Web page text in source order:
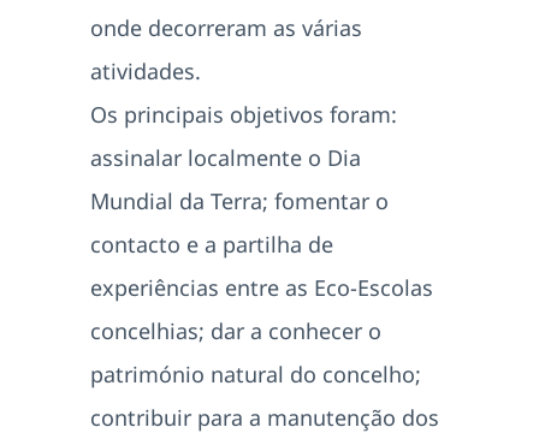
onde decorreram as várias
atividades.
Os principais objetivos foram:
assinalar localmente o Dia
Mundial da Terra; fomentar o
contacto e a partilha de
experiências entre as Eco-Escolas
concelhias; dar a conhecer o
património natural do concelho;
contribuir para a manutenção dos